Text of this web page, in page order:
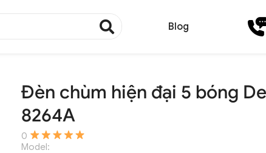
Blog
Đèn chùm hiện đại 5 bóng
8264A
0
Model: